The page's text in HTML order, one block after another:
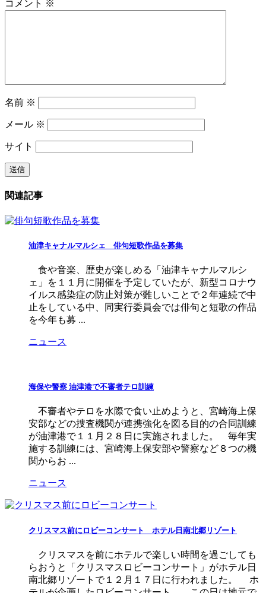
コメント ※
名前 ※
メール ※
サイト
関連記事
油津キャナルマルシェ 俳句短歌作品を募集
食や音楽、歴史が楽しめる「油津キャナルマルシ
ェ」を１１月に開催を予定していたが、新型コロナウ
イルス感染症の防止対策が難しいことで２年連続で中
止をしている中、同実行委員会では俳句と短歌の作品
を今年も募 ...
ニュース
海保や警察 油津港で不審者テロ訓練
不審者やテロを水際で食い止めようと、宮崎海上保
安部などの捜査機関が連携強化を図る目的の合同訓練
が油津港で１１月２８日に実施されました。 毎年実
施する訓練には、宮崎海上保安部や警察など８つの機
関からお ...
ニュース
クリスマス前にロビーコンサート ホテル日南北郷リゾート
クリスマスを前にホテルで楽しい時間を過ごしても
らおうと「クリスマスロビーコンサート」がホテル日
南北郷リゾートで１２月１７日に行われました。 ホ